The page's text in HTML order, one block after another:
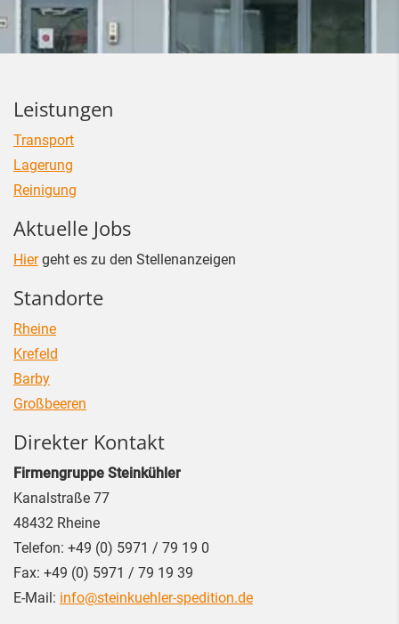
Leistungen
Transport
Lagerung
Reinigung
Aktuelle Jobs
Hiergeht es zu den Stellenanzeigen
Standorte
Rheine
Krefeld
Barby
Großbeeren
Direkter Kontakt
Firmengruppe Steinkühler
Kanalstraße 77
48432 Rheine
Telefon: +49 (0) 5971 / 79 19 0
Fax: +49 (0) 5971 / 79 19 39
E-Mail: info@steinkuehler-spedition.de